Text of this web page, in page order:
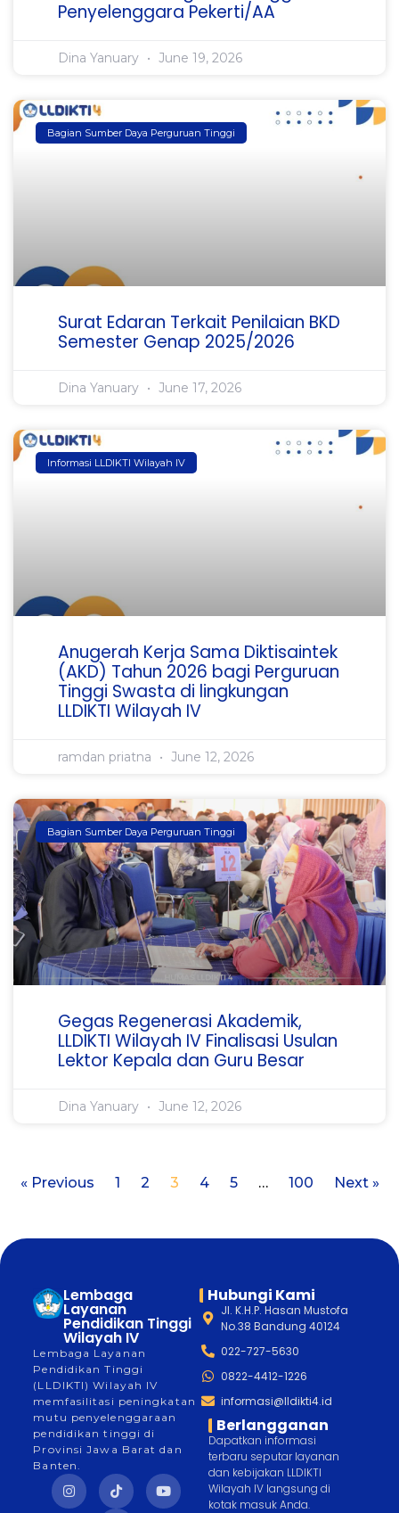
Penyelenggara Pekerti/AA
Dina Yanuary June 19, 2026
Bagian Sumber Daya Perguruan Tinggi
Surat Edaran Terkait Penilaian BKD
Semester Genap 2025/2026
Dina Yanuary June 17, 2026
Informasi LLDIKTI Wilayah IV
Anugerah Kerja Sama Diktisaintek
(AKD) Tahun 2026 bagi Perguruan
Tinggi Swasta di lingkungan
LLDIKTI Wilayah IV
ramdan priatna June 12, 2026
Bagian Sumber Daya Perguruan Tinggi
Gegas Regenerasi Akademik,
LLDIKTI Wilayah IV Finalisasi Usulan
Lektor Kepala dan Guru Besar
Dina Yanuary June 12, 2026
« Previous 1 2 3 4 5 … 100 Next »
Lembaga
Layanan
Pendidikan Tinggi
Wilayah IV
Lembaga Layanan
Pendidikan Tinggi
(LLDIKTI) Wilayah IV
memfasilitasi peningkatan
mutu penyelenggaraan
pendidikan tinggi di
Provinsi Jawa Barat dan
Banten.
Hubungi Kami
Jl. K.H.P. Hasan Mustofa
No.38 Bandung 40124
022-727-5630
0822-4412-1226
informasi@lldikti4.id
Berlangganan
Dapatkan informasi
terbaru seputar layanan
dan kebijakan LLDIKTI
Wilayah IV langsung di
kotak masuk Anda.